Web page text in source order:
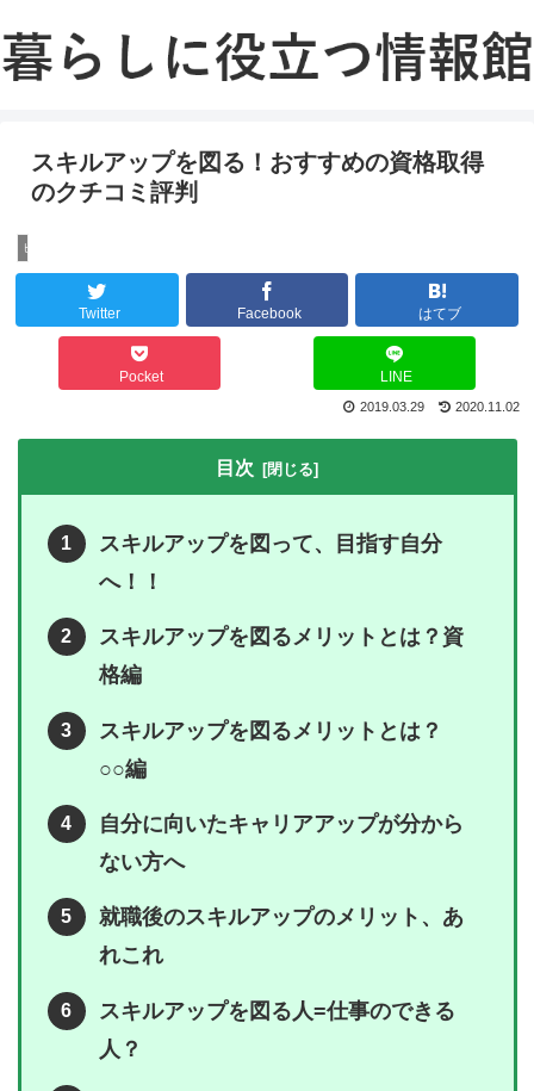
スキルアップを図る！おすすめの資格取得
のクチコミ評判
ビジネス
Twitter Facebook はてブ
Pocket LINE
2020.11.02
2019.03.29
目次
スキルアップを図って、目指す自分
へ！！
スキルアップを図るメリットとは？資
格編
スキルアップを図るメリットとは？
○○編
自分に向いたキャリアアップが分から
ない方へ
就職後のスキルアップのメリット、あ
れこれ
スキルアップを図る人=仕事のできる
人？